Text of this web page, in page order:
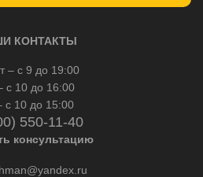
КОНТАКТЫ
– с 9 до 19:00
с 10 до 16:00
с 10 до 15:00
550-11-40
консультацию